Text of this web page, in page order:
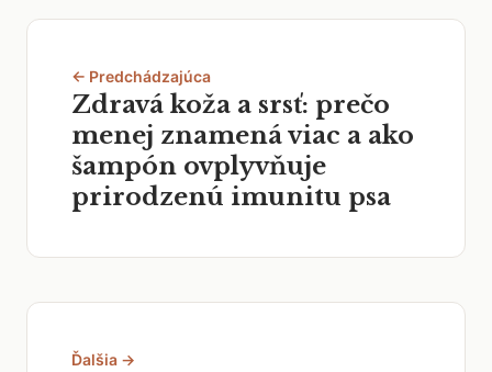
← Predchádzajúca
Zdravá koža a srsť: prečo
menej znamená viac a ako
šampón ovplyvňuje
prirodzenú imunitu psa
Ďalšia →